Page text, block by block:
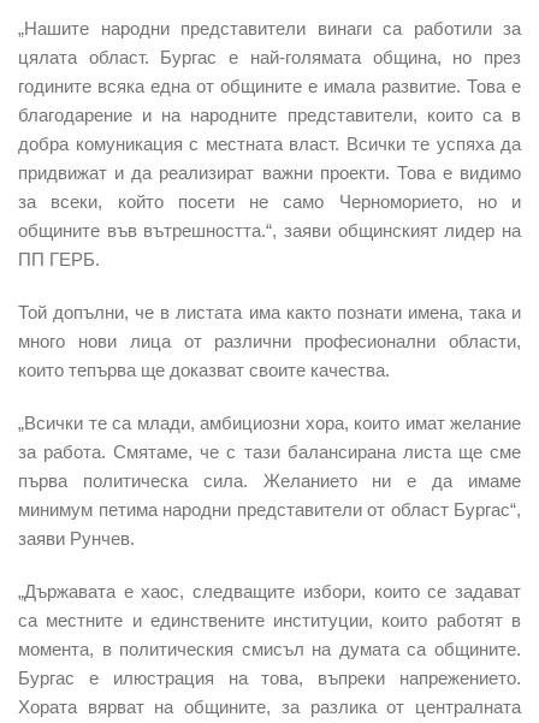
„Нашите народни представители винаги са работили за
цялата област. Бургас е най-голямата община, но през
годините всяка една от общините е имала развитие. Това е
благодарение и на народните представители, които са в
добра комуникация с местната власт. Всички те успяха да
придвижат и да реализират важни проекти. Това е видимо
за всеки, който посети не само Черноморието, но и
общините във вътрешността.“, заяви общинският лидер на
ПП ГЕРБ.
Той допълни, че в листата има както познати имена, така и
много нови лица от различни професионални области,
които тепърва ще доказват своите качества.
„Всички те са млади, амбициозни хора, които имат желание
за работа. Смятаме, че с тази балансирана листа ще сме
първа политическа сила. Желанието ни е да имаме
минимум петима народни представители от област Бургас“,
заяви Рунчев.
„Държавата е хаос, следващите избори, които се задават
са местните и единствените институции, които работят в
момента, в политическия смисъл на думата са общините.
Бургас е илюстрация на това, въпреки напрежението.
Хората вярват на общините, за разлика от централната